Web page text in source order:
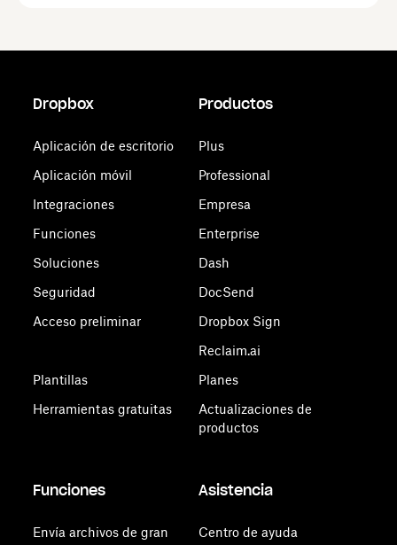
Dropbox
Aplicación de escritorio
Aplicación móvil
Integraciones
Funciones
Soluciones
Seguridad
Acceso preliminar
Plantillas
Herramientas gratuitas
Productos
Plus
Professional
Empresa
Enterprise
Dash
DocSend
Dropbox Sign
Reclaim.ai
Planes
Actualizaciones de
productos
Funciones
Envía archivos de gran
Asistencia
Centro de ayuda